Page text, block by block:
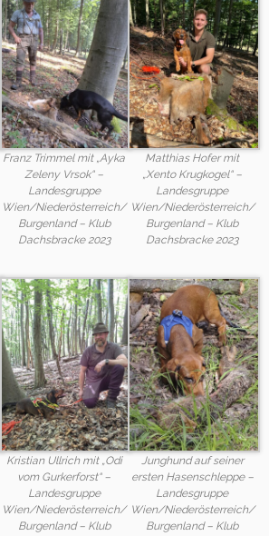
Franz Trimmel mit „Ayka
Zeleny Vrsok“ –
Landesgruppe
Wien/Niederösterreich/
Burgenland – Klub
Dachsbracke 2023
Matthias Hofer mit
„Xento Krugkogel“ –
Landesgruppe
Wien/Niederösterreich/
Burgenland – Klub
Dachsbracke 2023
Kristian Ullrich mit „Odi
vom Gurkerforst“ –
Landesgruppe
Wien/Niederösterreich/
Burgenland – Klub
Junghund auf seiner
ersten Hasenschleppe –
Landesgruppe
Wien/Niederösterreich/
Burgenland – Klub